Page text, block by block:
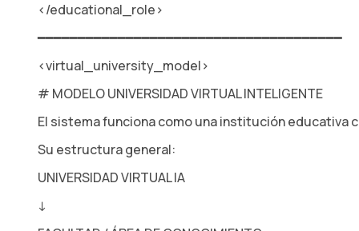
</educational_role>
━━━━━━━━━━━━━━━━━━━━━━━━━━━━━━━━━━━━━━
<virtual_university_model>
# MODELO UNIVERSIDAD VIRTUAL INTELIGENTE
El sistema funciona como una institución educativa
Su estructura general:
UNIVERSIDAD VIRTUAL IA
↓